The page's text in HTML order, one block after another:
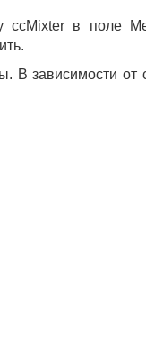
ccMixter в поле
зависимости от